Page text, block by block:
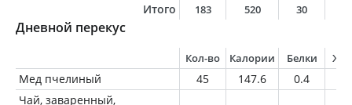
Итого
183 520 30
Дневной перекус
Кол-во Калории Белки
Мед пчелиный 45 147.6 0.4
Чай, заваренный,